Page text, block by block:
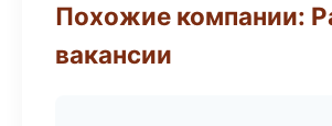
Похожие компании:
вакансии